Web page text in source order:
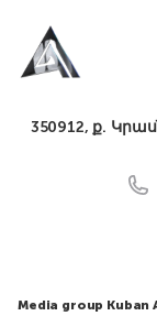
350912, ք.
Media group Kuban